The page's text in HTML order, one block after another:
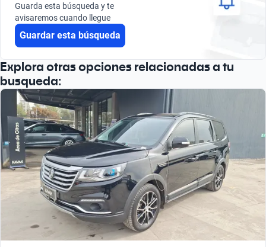
Busca por modelo
Busca por versión
Busca por año
Guarda esta búsqueda y te
avisaremos cuando llegue
Guardar esta búsqueda
Explora otras opciones relacionadas a tu
busqueda: